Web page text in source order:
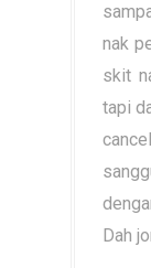
nak
skit
tapi
Dah